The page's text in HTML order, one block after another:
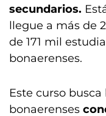
secundarios.
llegue a más de
de 171 mil
bonaerenses.
Este curso
bonaerenses